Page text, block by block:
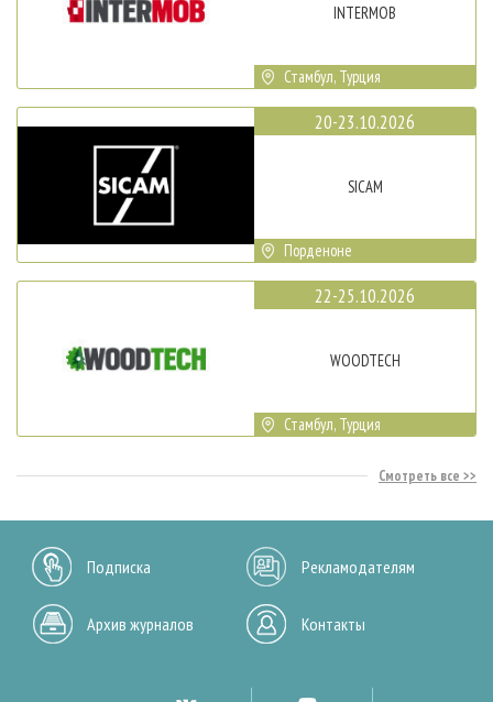
INTERMOB
Стамбул, Турция
20-23.10.2026
SICAM
Порденоне
22-25.10.2026
WOODTECH
Стамбул, Турция
Смотреть все
Подписка Рекламодателям
Архив журналов Контакты